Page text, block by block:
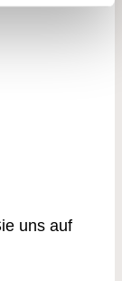
uns auf